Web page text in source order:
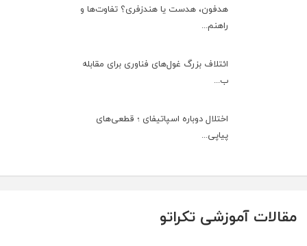
هدفون، هدست یا هندزفری؟ تفاوت‌ها و
راهنم...
ائتلاف بزرگ غول‌های فناوری برای مقابله
ب...
اختلال دوباره اسپاتیفای ؛ قطعی‌های
پیاپی...
مقالات آموزشی تکراتو